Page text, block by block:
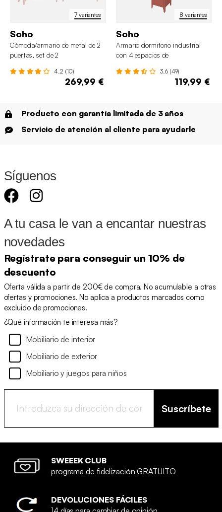
7 variantes
Soho
Cómoda/armario de metal de 2
puertas, set de 2
4.2 (10)
269,99 €
8 variantes
Soho
Armario dormitorio industrial
con 4 espacios de
3.6 (49)
119,99 €
Producto con garantía limitada de 3 años
Servicio de atención al cliente para ayudarle
Síguenos
A tu casa le van a encantar nuestras
novedades
Regístrate para conseguir un 10% de
descuento
Oferta válida a partir de 200€ de compra. No acumulable a otras
ofertas y promociones. No aplica a productos marcados como
excluido de promociones.
¿Qué información te interesa más?
Mobiliario de interior
Mobiliario de exterior
Mobiliario y juegos para niños
Suscríbete
SWEEEK CLUB
programa de fidelización GRATUITO
DEVOLUCIONES FÁCILES